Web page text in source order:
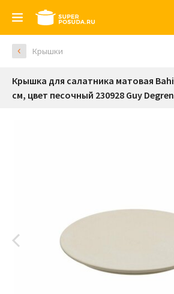
Крышки
Крышка для салатника матовая
см, цвет песочный 230928 Guy